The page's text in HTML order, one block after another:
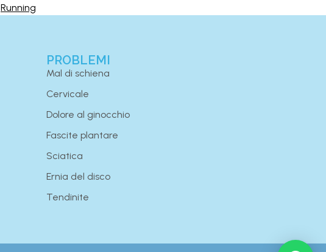
Running
PROBLEMI
Mal di schiena
Cervicale
Dolore al ginocchio
Fascite plantare
Sciatica
Ernia del disco
Tendinite